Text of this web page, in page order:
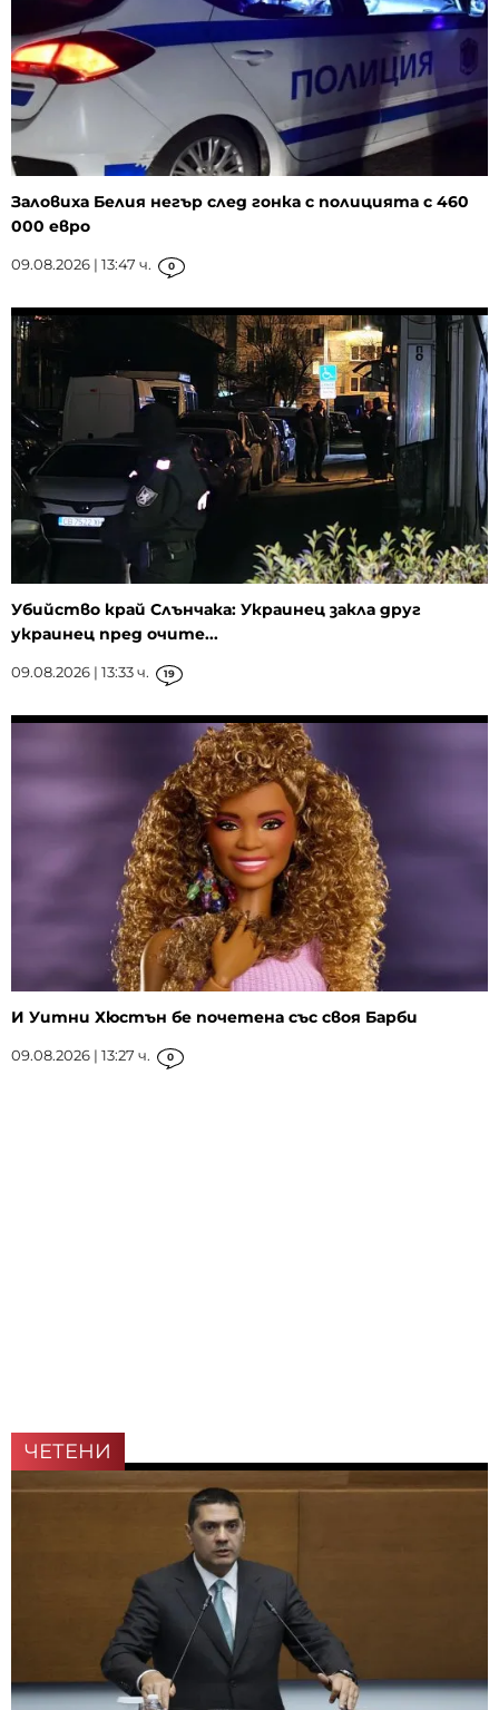
Заловиха Белия негър след гонка с полицията с 460
000 евро
09.08.2026 | 13:47 ч. 0
Убийство край Слънчака: Украинец закла друг
украинец пред очите...
09.08.2026 | 13:33 ч. 19
И Уитни Хюстън бе почетена със своя Барби
09.08.2026 | 13:27 ч. 0
ЧЕТЕНИ